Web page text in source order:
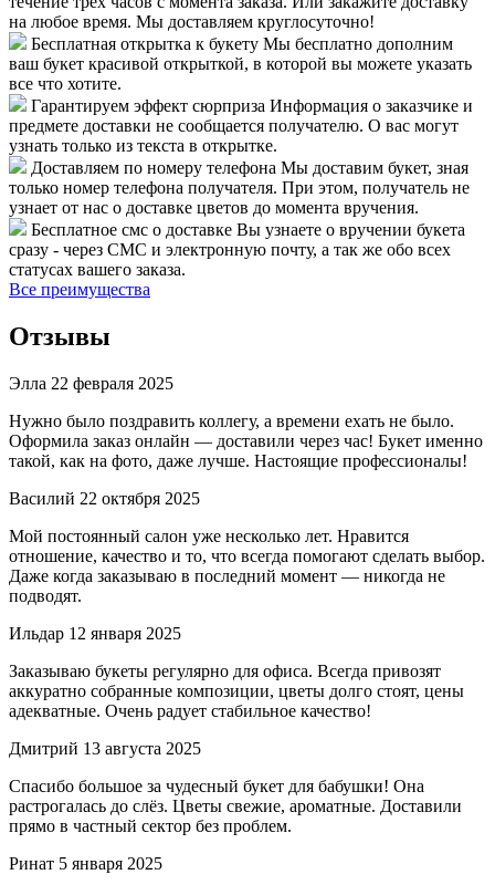
на любое время. Мы доставляем круглосуточно!
Бесплатная открытка к букету Мы бесплатно дополним
ваш букет красивой открыткой, в которой вы можете указать
все что хотите.
Гарантируем эффект сюрприза Информация о заказчике и
предмете доставки не сообщается получателю. О вас могут
узнать только из текста в открытке.
Доставляем по номеру телефона Мы доставим букет, зная
только номер телефона получателя. При этом, получатель не
узнает от нас о доставке цветов до момента вручения.
Бесплатное смс о доставке Вы узнаете о вручении букета
сразу - через СМС и электронную почту, а так же обо всех
статусах вашего заказа.
Все преимущества
Отзывы
Элла 22 февраля 2025
Нужно было поздравить коллегу, а времени ехать не было.
Оформила заказ онлайн — доставили через час! Букет именно
такой, как на фото, даже лучше. Настоящие профессионалы!
Василий 22 октября 2025
Мой постоянный салон уже несколько лет. Нравится
отношение, качество и то, что всегда помогают сделать выбор.
Даже когда заказываю в последний момент — никогда не
подводят.
Ильдар 12 января 2025
Заказываю букеты регулярно для офиса. Всегда привозят
аккуратно собранные композиции, цветы долго стоят, цены
адекватные. Очень радует стабильное качество!
Дмитрий 13 августа 2025
Спасибо большое за чудесный букет для бабушки! Она
растрогалась до слёз. Цветы свежие, ароматные. Доставили
прямо в частный сектор без проблем.
Ринат 5 января 2025